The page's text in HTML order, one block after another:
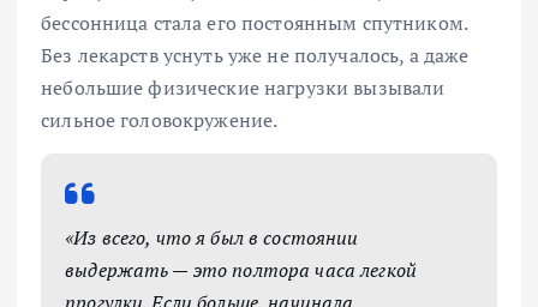
бессонница стала его постоянным спутником.
Без лекарств уснуть уже не получалось, а даже
небольшие физические нагрузки вызывали
сильное головокружение.
«Из всего, что я был в состоянии
выдержать — это полтора часа легкой